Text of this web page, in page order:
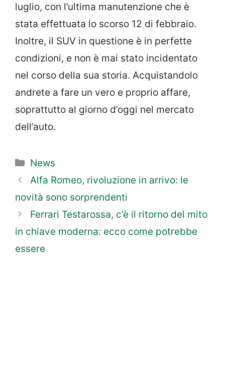
luglio, con l’ultima manutenzione che è
stata effettuata lo scorso 12 di febbraio.
Inoltre, il SUV in questione è in perfette
condizioni, e non è mai stato incidentato
nel corso della sua storia. Acquistandolo
andrete a fare un vero e proprio affare,
soprattutto al giorno d’oggi nel mercato
dell’auto.
Categorie
News
Alfa Romeo, rivoluzione in arrivo: le
novità sono sorprendenti
Ferrari Testarossa, c’è il ritorno del mito
in chiave moderna: ecco come potrebbe
essere